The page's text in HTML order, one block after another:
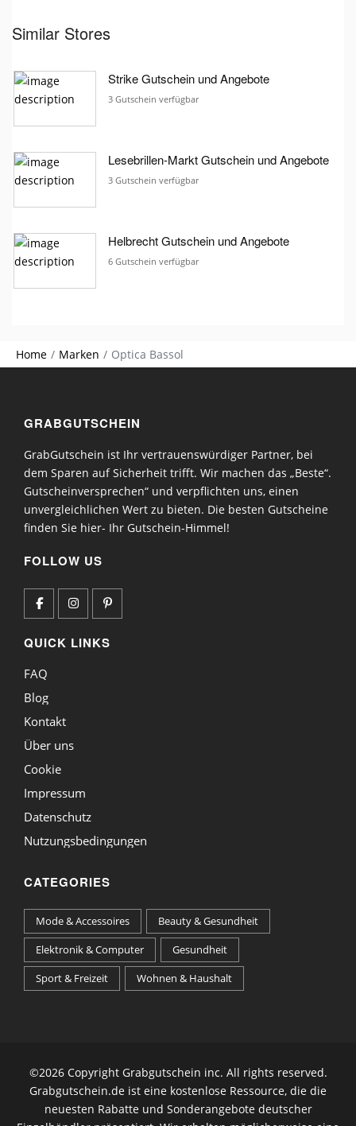
Similar Stores
Strike Gutschein und Angebote
3 Gutschein verfügbar
Lesebrillen-Markt Gutschein und Angebote
3 Gutschein verfügbar
Helbrecht Gutschein und Angebote
6 Gutschein verfügbar
Home Marken Optica Bassol
GRABGUTSCHEIN
GrabGutschein ist Ihr vertrauenswürdiger Partner, bei
dem Sparen auf Sicherheit trifft. Wir machen das „Beste“.
Gutscheinversprechen“ und verpflichten uns, einen
unvergleichlichen Wert zu bieten. Die besten Gutscheine
finden Sie hier- Ihr Gutschein-Himmel!
FOLLOW US
QUICK LINKS
FAQ
Blog
Kontakt
Über uns
Cookie
Impressum
Datenschutz
Nutzungsbedingungen
CATEGORIES
Mode & Accessoires
Beauty & Gesundheit
Elektronik & Computer
Gesundheit
Sport & Freizeit
Wohnen & Haushalt
©2026 Copyright Grabgutschein inc. All rights reserved.
Grabgutschein.de ist eine kostenlose Ressource, die die
neuesten Rabatte und Sonderangebote deutscher